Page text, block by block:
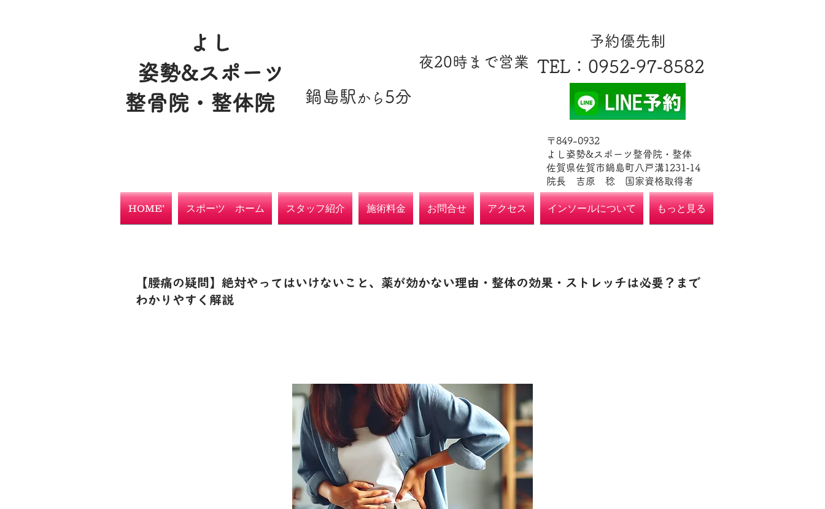
よし
姿勢&スポーツ
整骨院・整体院
​夜20時まで営業
​鍋島駅 から 5分
​予約優先制
TEL ​：0952‐97‐8582
​〒849-0932
よし姿勢&スポーツ整骨院・整体
佐賀県佐賀市鍋島町八戸溝1231‐14
​​院長 吉原 稔​ 国家資格取得者
HOME’ スポーツ ホーム スタッフ紹介 施術料金 お問合せ アクセス インソールについて もっと見る
【腰痛の疑問】絶対やってはいけないこと、薬が効かない理由・整体の効果・ストレッチは必要？まで
わかりやすく解説